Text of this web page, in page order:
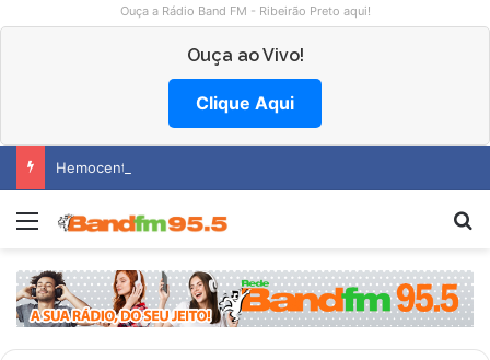
Ouça a Rádio Band FM - Ribeirão Preto aqui!
Ouça ao Vivo!
Clique Aqui
Hemocentro abre vagas na região
Menu